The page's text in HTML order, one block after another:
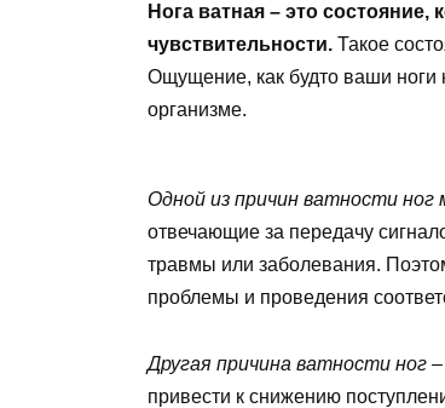
Нога ватная – это
чувствительности. Такое
Ощущение, как будто ваши
организме.
Одной из причин ватности
отвечающие за передачу
травмы или заболевания.
проблемы и проведения
Другая причина ватности ног
привести к снижению